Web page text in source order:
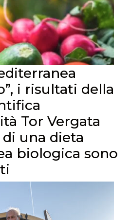
i risultati della
Tor Vergata
una dieta
biologica sono